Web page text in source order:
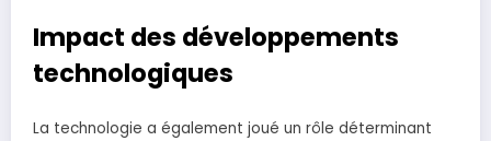
Impact des développements
technologiques
La technologie a également joué un rôle déterminant